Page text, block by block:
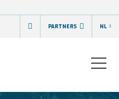
PARTNERS NL